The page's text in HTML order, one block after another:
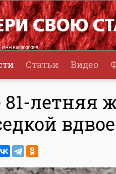
Статьи Видео
81-летняя